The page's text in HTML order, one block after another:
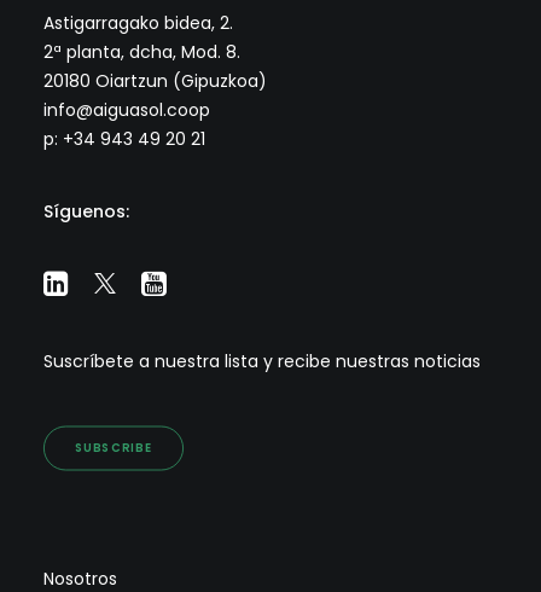
Astigarragako bidea, 2.
2ª planta, dcha, Mod. 8.
20180 Oiartzun (Gipuzkoa)
info@aiguasol.coop
p: +34 943 49 20 21
Síguenos:
Suscríbete a nuestra lista y recibe nuestras noticias
SUBSCRIBE
Nosotros